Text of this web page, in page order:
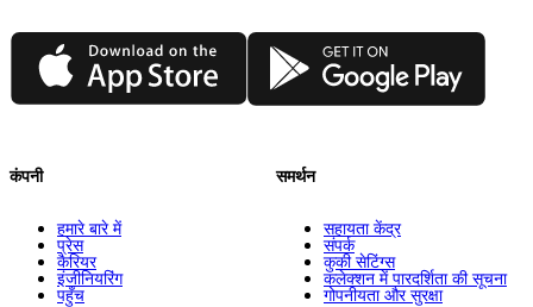
App Store Google Play
कंपनी
हमारे बारे में
प्रेस
कैरियर
इंजीनियरिंग
पहुँच
समर्थन
सहायता केंद्र
संपर्क
कुकी सेटिंग्स
कलेक्शन में पारदर्शिता की सूचना
गोपनीयता और सुरक्षा